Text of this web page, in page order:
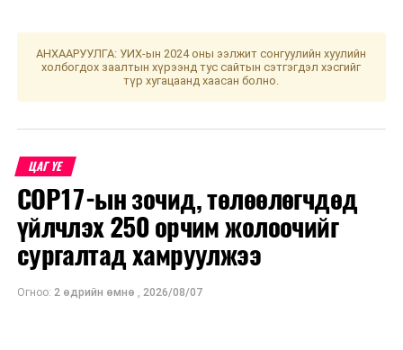
УНШСАН:
УБЦТС: Өнөөдөр цахилгаан шугам тоноглолд хийгдэх
засвар үйлчилгээний хуваарь
ӨМНӨХ МЭДЭЭ
Нийтийн зориулалттай орон сууцны гадна фасад
засварын ажил үргэлжилж байна
АНХААРУУЛГА: УИХ-ын 2024 оны ээлжит сонгуулийн хуулийн
холбогдох заалтын хүрээнд тус сайтын сэтгэгдэл хэсгийг
түр хугацаанд хаасан болно.
ЦАГ ҮЕ
COP17-ын зочид, төлөөлөгчдөд
үйлчлэх 250 орчим жолоочийг
сургалтад хамруулжээ
Огноо: 2 өдрийн өмнө 2026/08/07